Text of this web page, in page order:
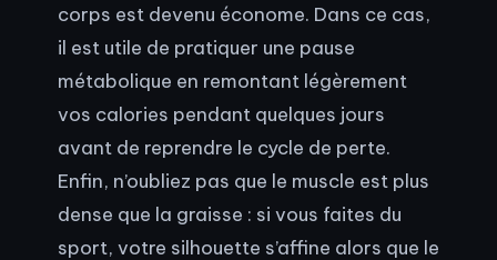
corps est devenu économe. Dans ce cas,
il est utile de pratiquer une pause
métabolique en remontant légèrement
vos calories pendant quelques jours
avant de reprendre le cycle de perte.
Enfin, n’oubliez pas que le muscle est plus
dense que la graisse : si vous faites du
sport, votre silhouette s’affine alors que le